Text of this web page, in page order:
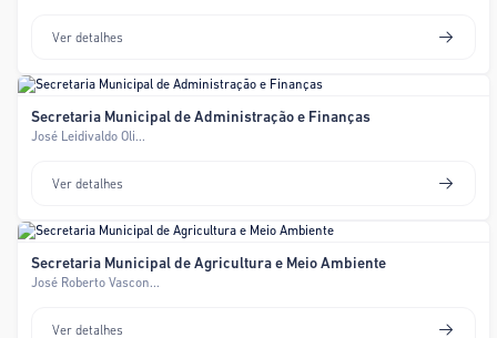
Ver detalhes
Secretaria Municipal de Administração e Finanças
José Leidivaldo Oli...
Ver detalhes
Secretaria Municipal de Agricultura e Meio Ambiente
José Roberto Vascon...
Ver detalhes